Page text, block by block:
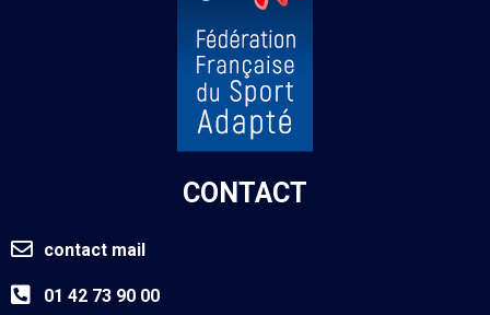
CONTACT
contact mail
01 42 73 90 00